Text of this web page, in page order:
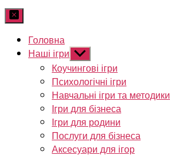
Головна
Наші ігри Показати
підменю
Коучингові ігри
Психологічні ігри
Навчальні ігри та методики
Ігри для бізнеса
Ігри для родини
Послуги для бізнеса
Аксесуари для ігор